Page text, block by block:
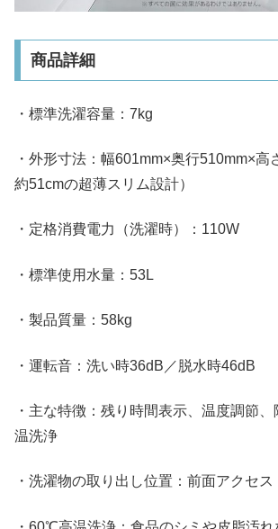
商品詳細
・標準洗濯容量：7kg
・外形寸法：幅601mm×奥行510mm×高
約51cmの超薄スリム設計）
・定格消費電力（洗濯時）：110W
・標準使用水量：53L
・製品質量：58kg
・運転音：洗い時36dB／脱水時46dB
・主な特徴：残り時間表示、温度調節
温洗浄
・洗濯物の取り出し位置：前面アクセス